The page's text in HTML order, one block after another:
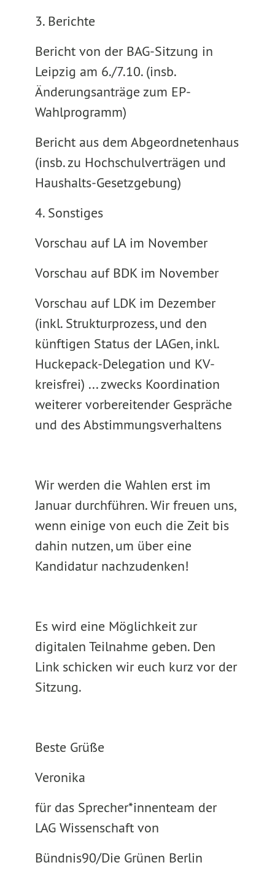
3. Berichte
Bericht von der BAG-Sitzung in
Leipzig am 6./7.10. (insb.
Änderungsanträge zum EP-
Wahlprogramm)
Bericht aus dem Abgeordnetenhaus
(insb. zu Hochschulverträgen und
Haushalts-Gesetzgebung)
4. Sonstiges
Vorschau auf LA im November
Vorschau auf BDK im November
Vorschau auf LDK im Dezember
(inkl. Strukturprozess, und den
künftigen Status der LAGen, inkl.
Huckepack-Delegation und KV-
kreisfrei) ... zwecks Koordination
weiterer vorbereitender Gespräche
und des Abstimmungsverhaltens
Wir werden die Wahlen erst im
Januar durchführen. Wir freuen uns,
wenn einige von euch die Zeit bis
dahin nutzen, um über eine
Kandidatur nachzudenken!
Es wird eine Möglichkeit zur
digitalen Teilnahme geben. Den
Link schicken wir euch kurz vor der
Sitzung.
Beste Grüße
Veronika
für das Sprecher*innenteam der
LAG Wissenschaft von
Bündnis90/Die Grünen Berlin